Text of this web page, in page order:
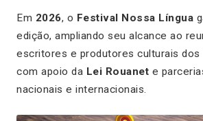
Em 2026, o Festival Nossa Língua
edição, ampliando seu alcance ao
escritores e produtores culturais dos
com apoio da Lei Rouanet e
nacionais e internacionais.